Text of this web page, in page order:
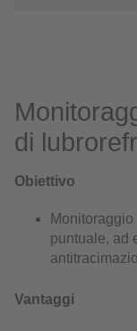
di
Obiettivo
puntuale, ad
Vantaggi